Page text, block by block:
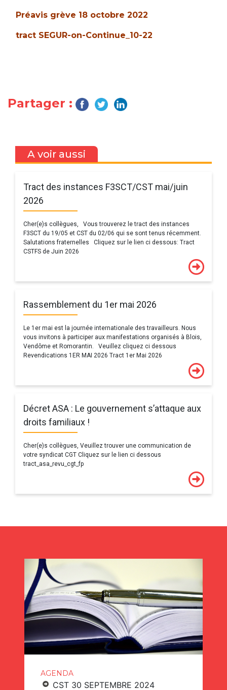
Préavis grève 18 octobre 2022
tract SEGUR-on-Continue_10-22
Partager :
A voir aussi
Tract des instances F3SCT/CST mai/juin
2026
Cher(e)s collègues, Vous trouverez le tract des instances
F3SCT du 19/05 et CST du 02/06 qui se sont tenus récemment.
Salutations fraternelles Cliquez sur le lien ci dessous: Tract
CSTFS de Juin 2026
Rassemblement du 1er mai 2026
Le 1er mai est la journée internationale des travailleurs. Nous
vous invitons à participer aux manifestations organisés à Blois,
Vendôme et Romorantin. Veuillez cliquez ci dessous
Revendications 1ER MAI 2026 Tract 1er Mai 2026
Décret ASA : Le gouvernement s’attaque aux
droits familiaux !
Cher(e)s collègues, Veuillez trouver une communication de
votre syndicat CGT Cliquez sur le lien ci dessous
tract_asa_revu_cgt_fp
AGENDA
CST 30 SEPTEMBRE 2024